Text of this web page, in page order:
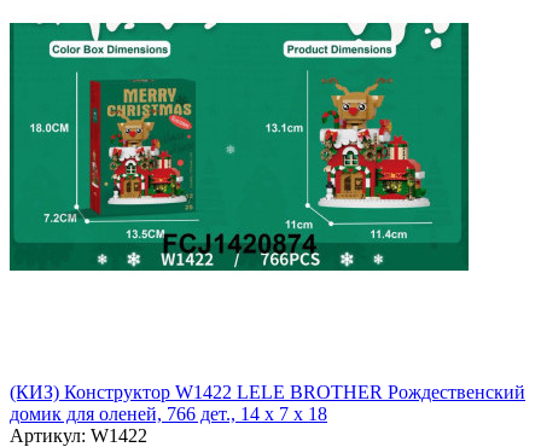
(КИЗ) Конструктор W1422 LELE BROTHER Рождественский
домик для оленей, 766 дет., 14 x 7 x 18
Артикул: W1422